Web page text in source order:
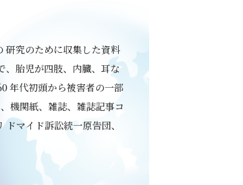
研究のために収集した資料
、胎児が四肢、内臓、耳な
年代初頭から被害者の一部
機関紙、雑誌、雑誌記事コ
マイド訴訟統一原告団、